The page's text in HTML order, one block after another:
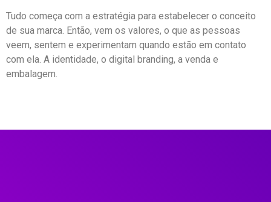
Tudo começa com a estratégia para estabelecer o conceito
de sua marca. Então, vem os valores, o que as pessoas
veem, sentem e experimentam quando estão em contato
com ela. A identidade, o digital branding, a venda e
embalagem.